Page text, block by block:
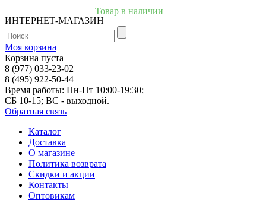
ИНТЕРНЕТ-МАГАЗИН
Моя корзина
Корзина пуста
8 (977) 033-23-02
8 (495) 922-50-44
Время работы: Пн-Пт 10:00-19:30;
СБ 10-15; ВС - выходной.
Обратная связь
Каталог
Доставка
О магазине
Политика возврата
Скидки и акции
Контакты
Оптовикам
Товар в наличии